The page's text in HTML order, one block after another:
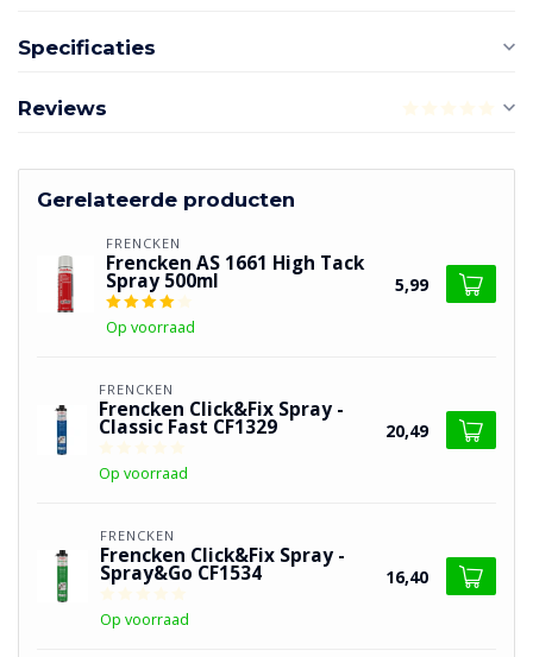
Specificaties
Reviews
Gerelateerde producten
FRENCKEN
Frencken AS 1661 High Tack
Spray 500ml
Op voorraad
5,99
FRENCKEN
Frencken Click&Fix Spray -
Classic Fast CF1329
Op voorraad
20,49
FRENCKEN
Frencken Click&Fix Spray -
Spray&Go CF1534
Op voorraad
16,40